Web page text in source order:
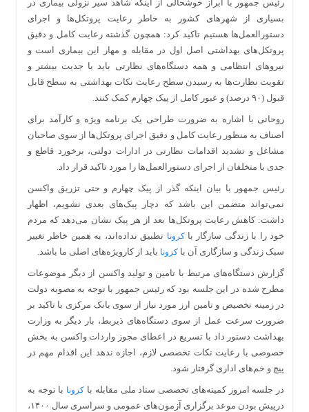
رئیس جمهور با ابراز خوشحالی از اینکه شاهد سیر نزولی بیماری در
بسیاری از شهرهای کشور به خاطر رعایت پروتکل‌ها و اجرای
دستورالعمل‌ها هستیم تاکید کرد: همچون گذشته رعایت کامل و دقیق
پروتکل‌های بهداشتی اصل اول در مقابله و مهار این بیماری است و
نیروهای انتظامی و همه دستگاه‌های نظارتی باید با جدیت بیشتر و
تقویت نظارت‌ها به رسیدن سطح رعایت نکات بهداشتی به سطح قابل
قبول (۹۰ درصد) و عبور کامل از پیک چهارم کمک کنند.
روحانی با اشاره به ضرورت طراحی یک برنامه ویژه و کارآمد برای
اصناف به منظور رعایت کامل و دقیق اجرای پروتکل‌ها از سوی صاحبان
مشاغل و تشدید اقدامات نظارتی در ادارات دولتی، برخورد قاطع و
جدی با متخلفان از اجرای دستورالعمل‌ها را مورد تاکید قرار داد.
رئیس جمهور با بیان اینکه گذر از پیک چهارم و حتی تزریق واکسن
نمی‌تواند متضمن این باشد که دچار پیک‌های بعدی نشویم، اظهار
داشت: کاهش رعایت پروتکل‌ها بعد از هر پیک نشان می‌دهد که مردم
خود را با زندگی سازگار با کرونا تطبیق نداده‌اند، به همین خاطر تغییر
سبک زندگی و سازگاری آن با کرونا باید از کارویژه‌های اصلی ما باشد.
گزارش دستگاه‌های مرتبط با تامین و تولید واکسن از دیگر موضوعات
مطرح شده در این جلسه بود که رئیس جمهور با توجه به مصوبه دولت
در زمینه تخصیص و تامین ارز مورد نیاز از سوی بانک مرکزی با تاکید بر
ضرورت سرعت عمل از سوی دستگاه‌های ذیربط، بار دیگر به وزارت
بهداشت دستور داد با تسریع در اعطای مجوز واردات واکسن به بخش
خصوصی با رعایت نکات تخصصی لازم، اجازه ندهد این اقدام مهم در
پیچ و خم‌های اداری گرفتار شود.
در جلسه امروز کمیته‌های تخصصی ستاد ملی مقابله با کرونا با توجه به
درپیش بودن موعد برگزاری آزمون‌های عمومی و سراسری سال ۱۴۰۰،